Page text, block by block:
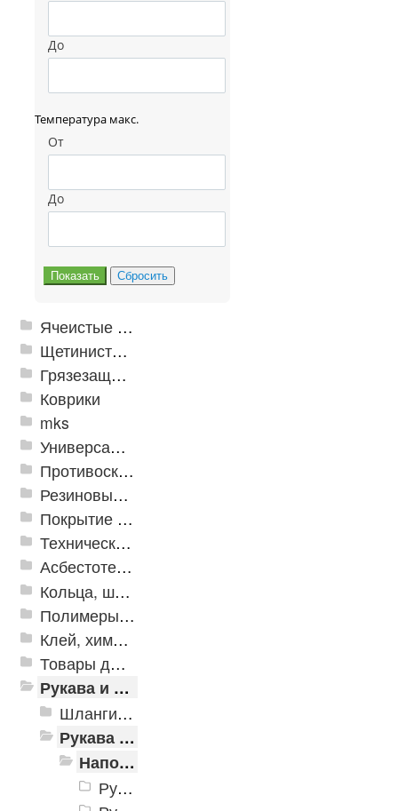
До
Температура макс.
От
До
Ячеистые грязезащитные покрытия
Щетинистые покрытия
Грязезащитные, влаговпитывающие покрытия
Коврики
mks
Универсальные модульные покрытия
Противоскользящая защита для лестниц, профили, ленты
Резиновые и ПВХ дорожки
Покрытие из резиновой крошки
Техническая резина
Асбестотехнические и теплоизоляционные материалы
Кольца, шайбы, манжеты
Полимеры и пластики
Клей, химия, сопутствующие товары
Товары для дома
Рукава и шланги промышленные
Шланги ПВХ и ПУ
Рукава резиновые
Напорные рукава ГОСТ 18698-79
Рукав Б ( I )